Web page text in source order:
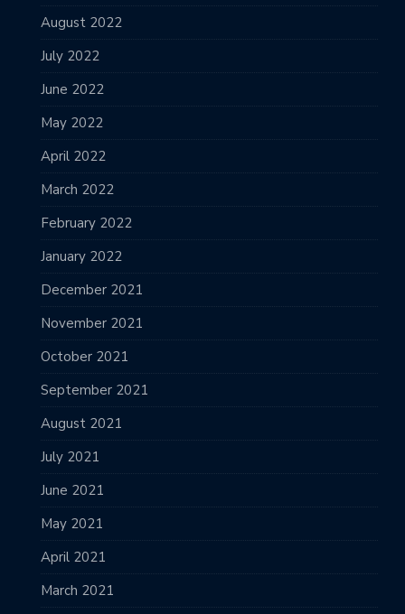
August 2022
July 2022
June 2022
May 2022
April 2022
March 2022
February 2022
January 2022
December 2021
November 2021
October 2021
September 2021
August 2021
July 2021
June 2021
May 2021
April 2021
March 2021